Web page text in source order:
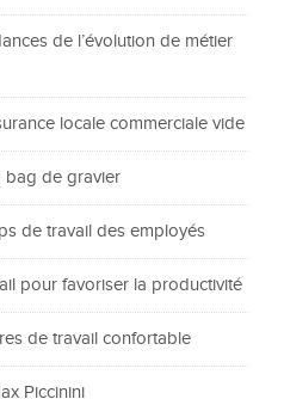
de l’évolution de métier
locale commerciale vide
bag de gravier
de travail des employés
pour favoriser la productivité
de travail confortable
Piccinini